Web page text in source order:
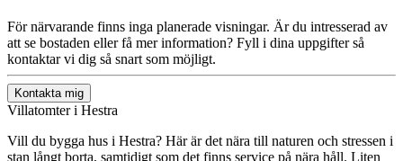
För närvarande finns inga planerade visningar. Är du intresserad av
att se bostaden eller få mer information? Fyll i dina uppgifter så
kontaktar vi dig så snart som möjligt.
Kontakta mig
Villatomter i Hestra
Vill du bygga hus i Hestra? Här är det nära till naturen och stressen i
stan långt borta, samtidigt som det finns service på nära håll. Liten